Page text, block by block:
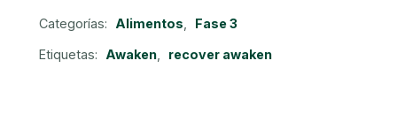
Categorías: Alimentos Fase 3
Etiquetas: Awaken recover awaken